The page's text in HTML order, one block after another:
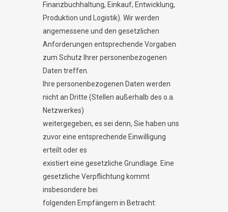
Finanzbuchhaltung, Einkauf, Entwicklung,
Produktion und Logistik). Wir werden
angemessene und den gesetzlichen
Anforderungen entsprechende Vorgaben
zum Schutz Ihrer personenbezogenen
Daten treffen.
Ihre personenbezogenen Daten werden
nicht an Dritte (Stellen außerhalb des o.a.
Netzwerkes)
weitergegeben, es sei denn, Sie haben uns
zuvor eine entsprechende Einwilligung
erteilt oder es
existiert eine gesetzliche Grundlage. Eine
gesetzliche Verpflichtung kommt
insbesondere bei
folgenden Empfängern in Betracht: